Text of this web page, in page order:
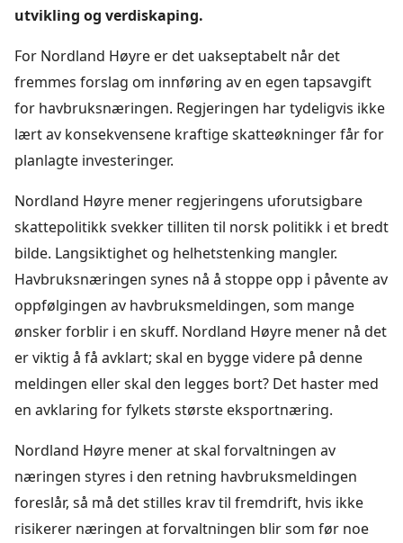
utvikling og verdiskaping.
For Nordland Høyre er det uakseptabelt når det
fremmes forslag om innføring av en egen tapsavgift
for havbruksnæringen. Regjeringen har tydeligvis ikke
lært av konsekvensene kraftige skatteøkninger får for
planlagte investeringer.
Nordland Høyre mener regjeringens uforutsigbare
skattepolitikk svekker tilliten til norsk politikk i et bredt
bilde. Langsiktighet og helhetstenking mangler.
Havbruksnæringen synes nå å stoppe opp i påvente av
oppfølgingen av havbruksmeldingen, som mange
ønsker forblir i en skuff. Nordland Høyre mener nå det
er viktig å få avklart; skal en bygge videre på denne
meldingen eller skal den legges bort? Det haster med
en avklaring for fylkets største eksportnæring.
Nordland Høyre mener at skal forvaltningen av
næringen styres i den retning havbruksmeldingen
foreslår, så må det stilles krav til fremdrift, hvis ikke
risikerer næringen at forvaltningen blir som før noe